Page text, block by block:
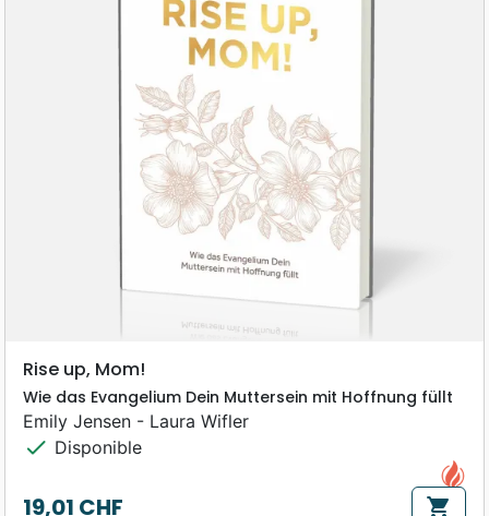
Rise up, Mom!
Wie das Evangelium Dein Muttersein mit Hoffnung füllt
Emily Jensen - Laura Wifler
check Disponible
19,01 CHF shopping_cart